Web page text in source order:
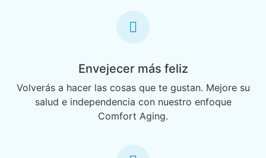
Envejecer más feliz
Volverás a hacer las cosas que te gustan. Mejore su
salud e independencia con nuestro enfoque
Comfort Aging.